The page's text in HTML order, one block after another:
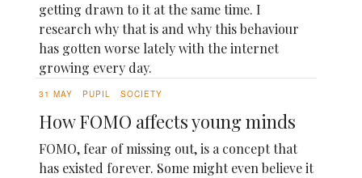
getting drawn to it at the same time. I
research why that is and why this behaviour
has gotten worse lately with the internet
growing every day.
31 MAY PUPIL SOCIETY
How FOMO affects young minds
FOMO, fear of missing out, is a concept that
has existed forever. Some might even believe it